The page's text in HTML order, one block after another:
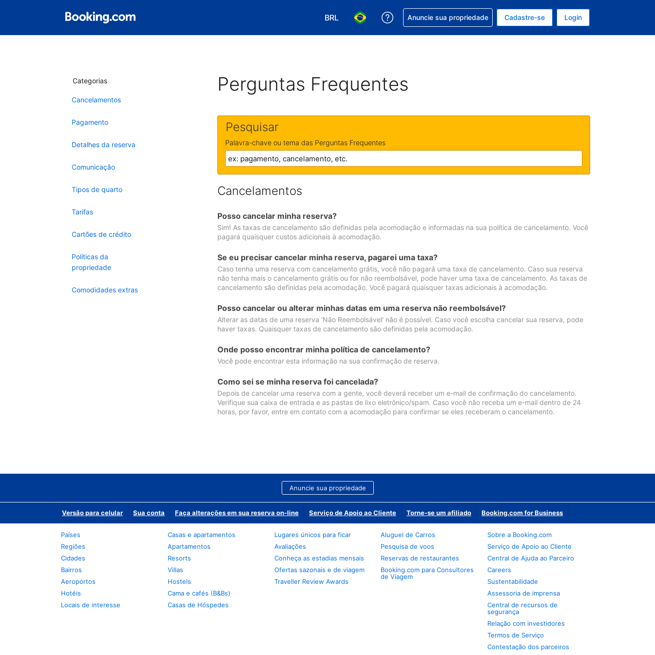
BRL
Escolha sua moeda. Atualmente, sua moeda é: Real
Escolha seu idioma. Atualmente, seu idioma é: Português (Brasil)
Receber ajuda com sua reserva
Anuncie sua propriedade Cadastre-se Login
Categorias
Cancelamentos
Pagamento
Detalhes da reserva
Comunicação
Tipos de quarto
Tarifas
Cartões de crédito
Políticas da
propriedade
Comodidades extras
Perguntas Frequentes
Pesquisar
Palavra-chave ou tema das Perguntas Frequentes
Cancelamentos
Posso cancelar minha reserva?
Sim! As taxas de cancelamento são definidas pela acomodação e informadas na sua política de cancelamento. Você
pagará quaisquer custos adicionais à acomodação.
Se eu precisar cancelar minha reserva, pagarei uma taxa?
Caso tenha uma reserva com cancelamento grátis, você não pagará uma taxa de cancelamento. Caso sua reserva
não tenha mais o cancelamento grátis ou for não reembolsável, pode haver uma taxa de cancelamento. As taxas de
cancelamento são definidas pela acomodação. Você pagará quaisquer taxas adicionais à acomodação.
Posso cancelar ou alterar minhas datas em uma reserva não reembolsável?
Alterar as datas de uma reserva 'Não Reembolsável' não é possível. Caso você escolha cancelar sua reserva, pode
haver taxas. Quaisquer taxas de cancelamento são definidas pela acomodação.
Onde posso encontrar minha política de cancelamento?
Você pode encontrar esta informação na sua confirmação de reserva.
Como sei se minha reserva foi cancelada?
Depois de cancelar uma reserva com a gente, você deverá receber um e-mail de confirmação do cancelamento.
Verifique sua caixa de entrada e as pastas de lixo eletrônico/spam. Caso você não receba um e-mail dentro de 24
horas, por favor, entre em contato com a acomodação para confirmar se eles receberam o cancelamento.
Anuncie sua propriedade
Versão para celular Sua conta Faça alterações em sua reserva on-line Serviço de Apoio ao Cliente Torne-se um afiliado Booking.com for Business
Países
Regiões
Cidades
Bairros
Aeroportos
Hotéis
Locais de interesse
Casas e apartamentos
Apartamentos
Resorts
Villas
Hostels
Cama e cafés (B&Bs)
Casas de Hóspedes
Lugares únicos para ficar
Avaliações
Conheça as estadias mensais
Ofertas sazonais e de viagem
Traveller Review Awards
Aluguel de Carros
Pesquisa de voos
Reservas de restaurantes
Booking.com para Consultores
de Viagem
Sobre a Booking.com
Serviço de Apoio ao Cliente
Central de Ajuda ao Parceiro
Careers
Sustentabilidade
Assessoria de imprensa
Central de recursos de
segurança
Relação com investidores
Termos de Serviço
Contestação dos parceiros